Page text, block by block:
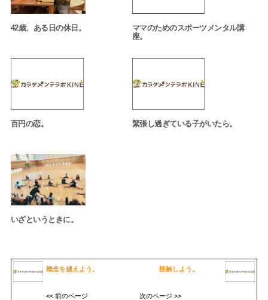
42歳、ある日の休日。
ママのためのスポーツメンタル講
座。
百円の恋。 緊張し過ぎている子がいたら。
いざというときに。
概念を越えよう。
<< 前のページ
接触しよう。
次のページ >>